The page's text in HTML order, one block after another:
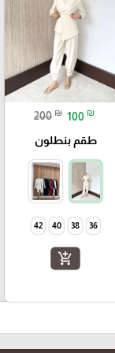
200 ₪ 100 ₪
طقم بنطلون
36
38
40
42
add_shopping_cart